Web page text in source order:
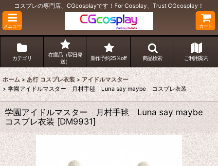
コスプレの専門店、CGcosplayです！For Cosplay、Trust CGcosplay！
メニュー カート
カテゴリ
在庫品（翌日発
送）
新作予約25％off 商品検索 ご利用案内
ホーム > あ行 コスプレ衣装 > アイドルマスター
> 学園アイドルマスター 月村手毬 Luna say maybe コスプレ衣装
学園アイドルマスター 月村手毬 Luna say maybe
コスプレ衣装 [DM9931]